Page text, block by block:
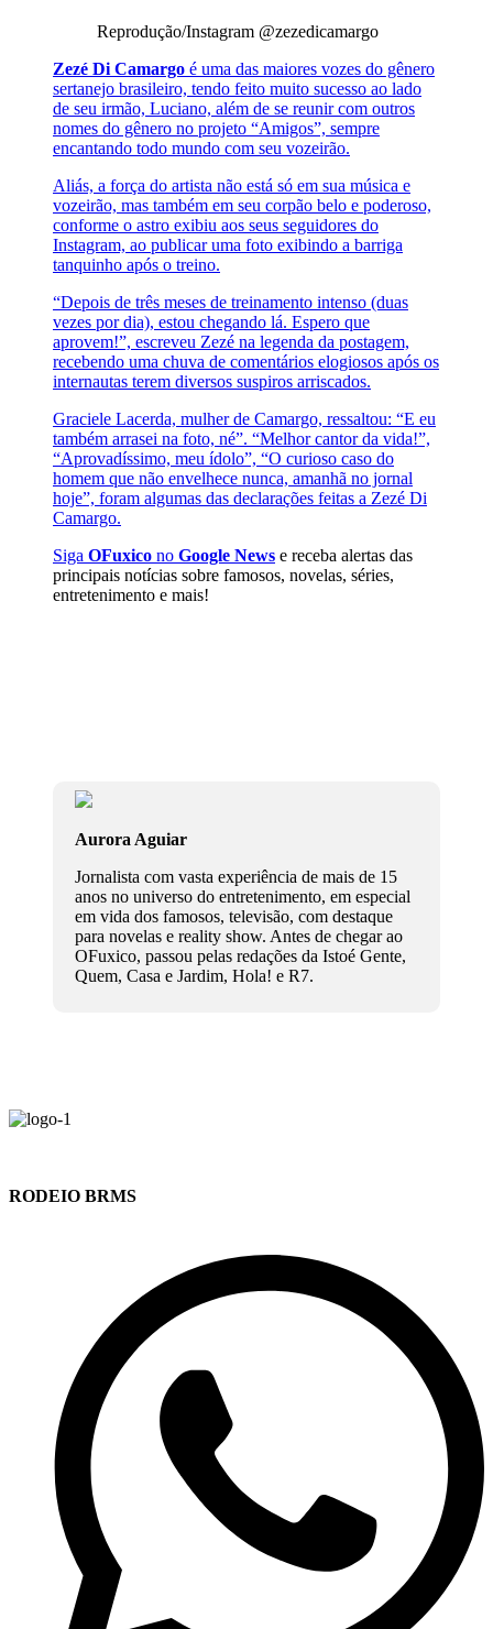
Reprodução/Instagram @zezedicamargo
Zezé Di Camargo é uma das maiores vozes do gênero
sertanejo brasileiro, tendo feito muito sucesso ao lado
de seu irmão, Luciano, além de se reunir com outros
nomes do gênero no projeto “Amigos”, sempre
encantando todo mundo com seu vozeirão.
Aliás, a força do artista não está só em sua música e
vozeirão, mas também em seu corpão belo e poderoso,
conforme o astro exibiu aos seus seguidores do
Instagram, ao publicar uma foto exibindo a barriga
tanquinho após o treino.
“Depois de três meses de treinamento intenso (duas
vezes por dia), estou chegando lá. Espero que
aprovem!”, escreveu Zezé na legenda da postagem,
recebendo uma chuva de comentários elogiosos após os
internautas terem diversos suspiros arriscados.
Graciele Lacerda, mulher de Camargo, ressaltou: “E eu
também arrasei na foto, né”. “Melhor cantor da vida!”,
“Aprovadíssimo, meu ídolo”, “O curioso caso do
homem que não envelhece nunca, amanhã no jornal
hoje”, foram algumas das declarações feitas a Zezé Di
Camargo.
Siga OFuxico no Google News e receba alertas das
principais notícias sobre famosos, novelas, séries,
entretenimento e mais!
Aurora Aguiar
Jornalista com vasta experiência de mais de 15
anos no universo do entretenimento, em especial
em vida dos famosos, televisão, com destaque
para novelas e reality show. Antes de chegar ao
OFuxico, passou pelas redações da Istoé Gente,
Quem, Casa e Jardim, Hola! e R7.
RODEIO BRMS